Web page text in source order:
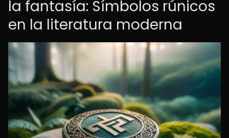
la fantasía: Símbolos rúnicos
en la literatura moderna